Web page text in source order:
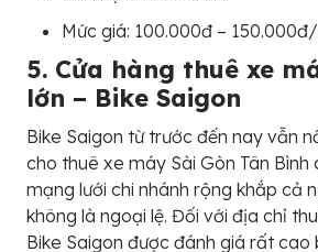
Mức giá: 100.000đ –
5. Cửa hàng thuê xe
lớn – Bike Saigon
Bike Saigon từ trước đến nay vẫn
cho thuê xe máy Sài Gòn Tân Bình
mạng lưới chi nhánh rộng khắp cả
không là ngoại lệ. Đối với địa chỉ
Bike Saigon được đánh giá rất cao